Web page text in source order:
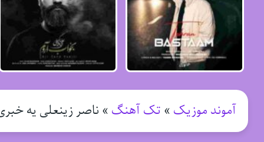
آموند موزیک » تک آهنگ » ناصر زینعلی یه